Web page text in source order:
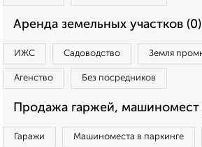
Аренда земельных участков (0)
ИЖС Садоводство Земля
Агенство Без посредников
Продажа гаржей, машиномест
Гаражи Машиноместа в паркинге